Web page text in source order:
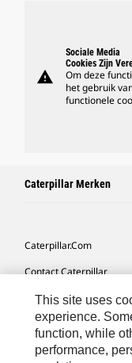
warning
Sociale Media
Cookies Zijn
Om deze
het gebruik
functionele
Caterpillar Merken
Caterpillar.com
Contact Caterpillar
Mijn
Site Map
Cookie Settings
This site uses
experience.
function, while
performance,